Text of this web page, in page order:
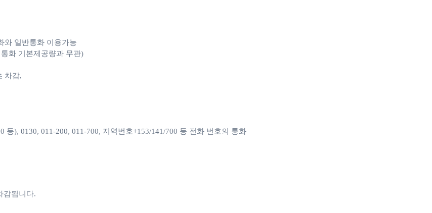
와 일반통화 이용가능
화 기본제공량과 무관)
차감,
), 0130, 011-200, 011-700, 지역번호+153/141/700 등 전화 번호의 통화
감됩니다.